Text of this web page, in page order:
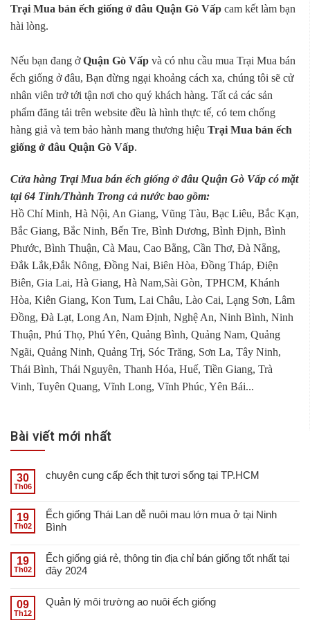
Trại Mua bán ếch giống ở đâu Quận Gò Vấp cam kết làm bạn
hài lòng.
Nếu bạn đang ởQuận Gò Vấp và có nhu cầu mua Trại Mua bán
ếch giống ở đâu, Bạn đừng ngại khoảng cách xa, chúng tôi sẽ cử
nhân viên trở tới tận nơi cho quý khách hàng. Tất cả các sản
phẩm đăng tải trên website đều là hình thực tế, có tem chống
hàng giả và tem bảo hành mang thương hiệu Trại Mua bán ếch
giống ở đâu Quận Gò Vấp.
Cửa hàng Trại Mua bán ếch giống ở đâu Quận Gò Vấp có mặt
tại 64 Tỉnh/Thành Trong cả nước bao gồm:
Hồ Chí Minh, Hà Nội, An Giang, Vũng Tàu, Bạc Liêu, Bắc Kạn,
Bắc Giang, Bắc Ninh, Bến Tre, Bình Dương, Bình Định, Bình
Phước, Bình Thuận, Cà Mau, Cao Bằng, Cần Thơ, Đà Nẵng,
Đắk Lắk,Đắk Nông, Đồng Nai, Biên Hòa, Đồng Tháp, Điện
Biên, Gia Lai, Hà Giang, Hà Nam,Sài Gòn, TPHCM, Khánh
Hòa, Kiên Giang, Kon Tum, Lai Châu, Lào Cai, Lạng Sơn, Lâm
Đồng, Đà Lạt, Long An, Nam Định, Nghệ An, Ninh Bình, Ninh
Thuận, Phú Thọ, Phú Yên, Quảng Bình, Quảng Nam, Quảng
Ngãi, Quảng Ninh, Quảng Trị, Sóc Trăng, Sơn La, Tây Ninh,
Thái Bình, Thái Nguyên, Thanh Hóa, Huế, Tiền Giang, Trà
Vinh, Tuyên Quang, Vĩnh Long, Vĩnh Phúc, Yên Bái...
Bài viết mới nhất
30
Th06
chuyên cung cấp ếch thịt tươi sống tại TP.HCM
19
Th02
Ếch giống Thái Lan dễ nuôi mau lớn mua ở tại Ninh
Bình
19
Th02
Ếch giống giá rẻ, thông tin địa chỉ bán giống tốt nhất tại
đây 2024
09
Th12
Quản lý môi trường ao nuôi ếch giống